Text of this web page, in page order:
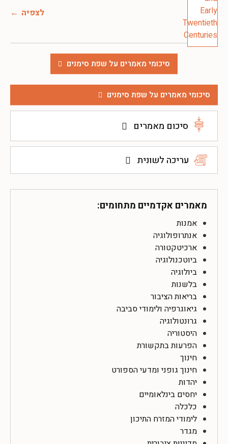
סיכומי מאמרים על שפת סימנים
סיכום מאמרים
עריכה לשונית
מאמרים אקדמיים מתחומים:
אמנות
אנתרופולוגיה
ארכיטקטורה
ביוטכנולוגיה
ביולוגיה
בלשנות
בריאות הציבור
גיאוגרפיה ולימודי סביבה
גרונטולוגיה
היסטוריה
הפרעות בתקשורת
חינוך
חינוך גופני ומדעי הספורט
יהדות
יחסים בינלאומיים
כלכלה
לימודי המזרח התיכון
מגדר
לצפיה
סיכומי מאמרים על שפת סימנים